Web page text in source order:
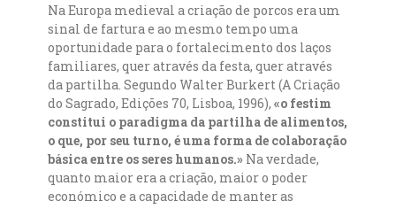
Na Europa medieval a criação de porcos era um
sinal de fartura e ao mesmo tempo uma
oportunidade para o fortalecimento dos laços
familiares, quer através da festa, quer através
da partilha. Segundo Walter Burkert (A Criação
do Sagrado, Edições 70, Lisboa, 1996), «o festim
constitui o paradigma da partilha de alimentos,
o que, por seu turno, é uma forma de colaboração
básica entre os seres humanos.» Na verdade,
quanto maior era a criação, maior o poder
económico e a capacidade de manter as